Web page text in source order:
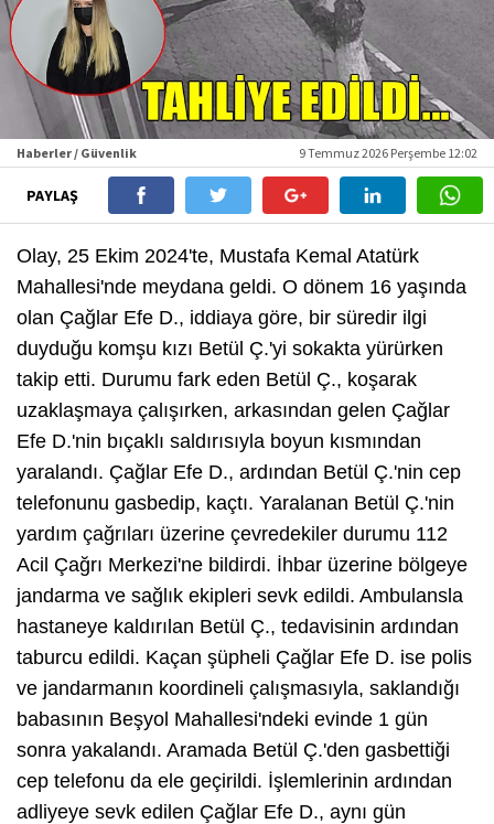
Haberler / Güvenlik 9 Temmuz 2026 Perşembe 12:02
PAYLAŞ
Olay, 25 Ekim 2024'te, Mustafa Kemal Atatürk
Mahallesi'nde meydana geldi. O dönem 16 yaşında
olan Çağlar Efe D., iddiaya göre, bir süredir ilgi
duyduğu komşu kızı Betül Ç.'yi sokakta yürürken
takip etti. Durumu fark eden Betül Ç., koşarak
uzaklaşmaya çalışırken, arkasından gelen Çağlar
Efe D.'nin bıçaklı saldırısıyla boyun kısmından
yaralandı. Çağlar Efe D., ardından Betül Ç.'nin cep
telefonunu gasbedip, kaçtı. Yaralanan Betül Ç.'nin
yardım çağrıları üzerine çevredekiler durumu 112
Acil Çağrı Merkezi'ne bildirdi. İhbar üzerine bölgeye
jandarma ve sağlık ekipleri sevk edildi. Ambulansla
hastaneye kaldırılan Betül Ç., tedavisinin ardından
taburcu edildi. Kaçan şüpheli Çağlar Efe D. ise polis
ve jandarmanın koordineli çalışmasıyla, saklandığı
babasının Beşyol Mahallesi'ndeki evinde 1 gün
sonra yakalandı. Aramada Betül Ç.'den gasbettiği
cep telefonu da ele geçirildi. İşlemlerinin ardından
adliyeye sevk edilen Çağlar Efe D., aynı gün